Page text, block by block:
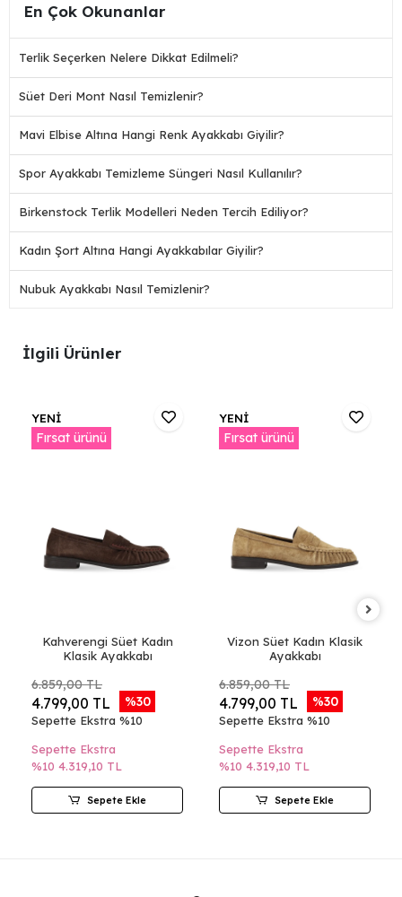
En Çok Okunanlar
Terlik Seçerken Nelere Dikkat Edilmeli?
Süet Deri Mont Nasıl Temizlenir?
Mavi Elbise Altına Hangi Renk Ayakkabı Giyilir?
Spor Ayakkabı Temizleme Süngeri Nasıl Kullanılır?
Birkenstock Terlik Modelleri Neden Tercih Ediliyor?
Kadın Şort Altına Hangi Ayakkabılar Giyilir?
Nubuk Ayakkabı Nasıl Temizlenir?
İlgili Ürünler
YENİ
Fırsat ürünü
Kahverengi Süet Kadın
Klasik Ayakkabı
6.859,00 TL
4.799,00 TL %30
Sepette Ekstra %10
Sepette Ekstra
%10 4.319,10 TL
Sepete Ekle
YENİ
Fırsat ürünü
Vizon Süet Kadın Klasik
Ayakkabı
6.859,00 TL
4.799,00 TL %30
Sepette Ekstra %10
Sepette Ekstra
%10 4.319,10 TL
Sepete Ekle